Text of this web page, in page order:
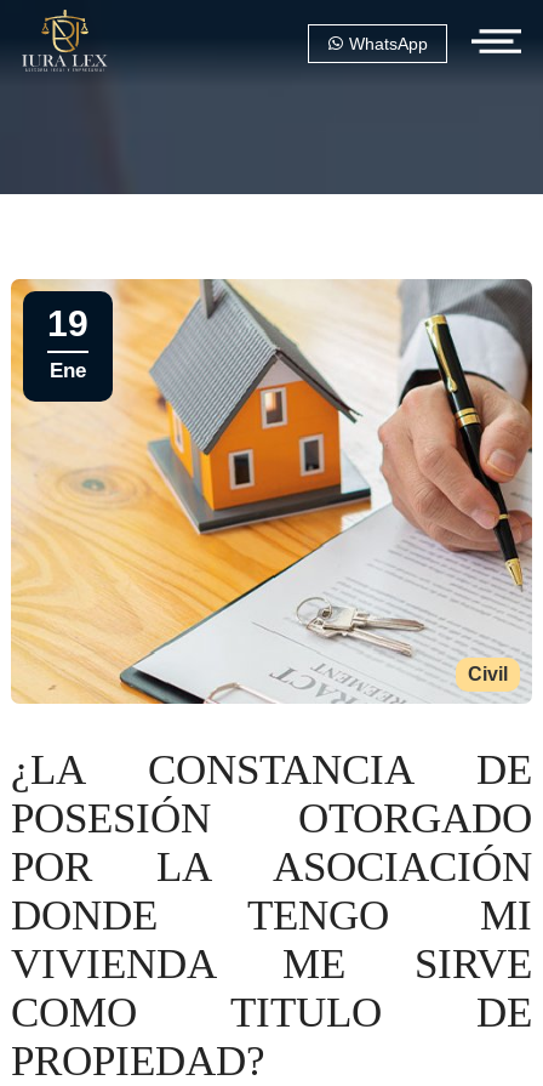
WhatsApp
Civil
19
Ene
¿LA CONSTANCIA DE
POSESIÓN OTORGADO
POR LA ASOCIACIÓN
DONDE TENGO MI
VIVIENDA ME SIRVE
COMO TITULO DE
PROPIEDAD?